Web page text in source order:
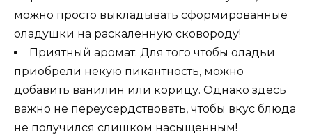
можно просто выкладывать сформированные
оладушки на раскаленную сковороду!
Приятный аромат. Для того чтобы оладьи
приобрели некую пикантность, можно
добавить ванилин или корицу. Однако здесь
важно не переусердствовать, чтобы вкус блюда
не получился слишком насыщенным!